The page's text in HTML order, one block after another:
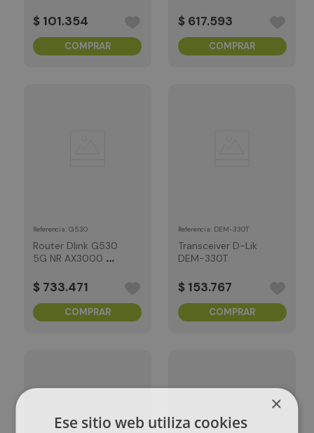
$ 101.354
COMPRAR
$ 617.593
COMPRAR
Referencia :G530
Router Dlink G530
5G NR AX3000 Wi-
$ 733.471
COMPRAR
Referencia DEM-330T
Transceiver D-Lik
DEM-330T
$ 153.767
COMPRAR
×
Ese sitio web utiliza cookies